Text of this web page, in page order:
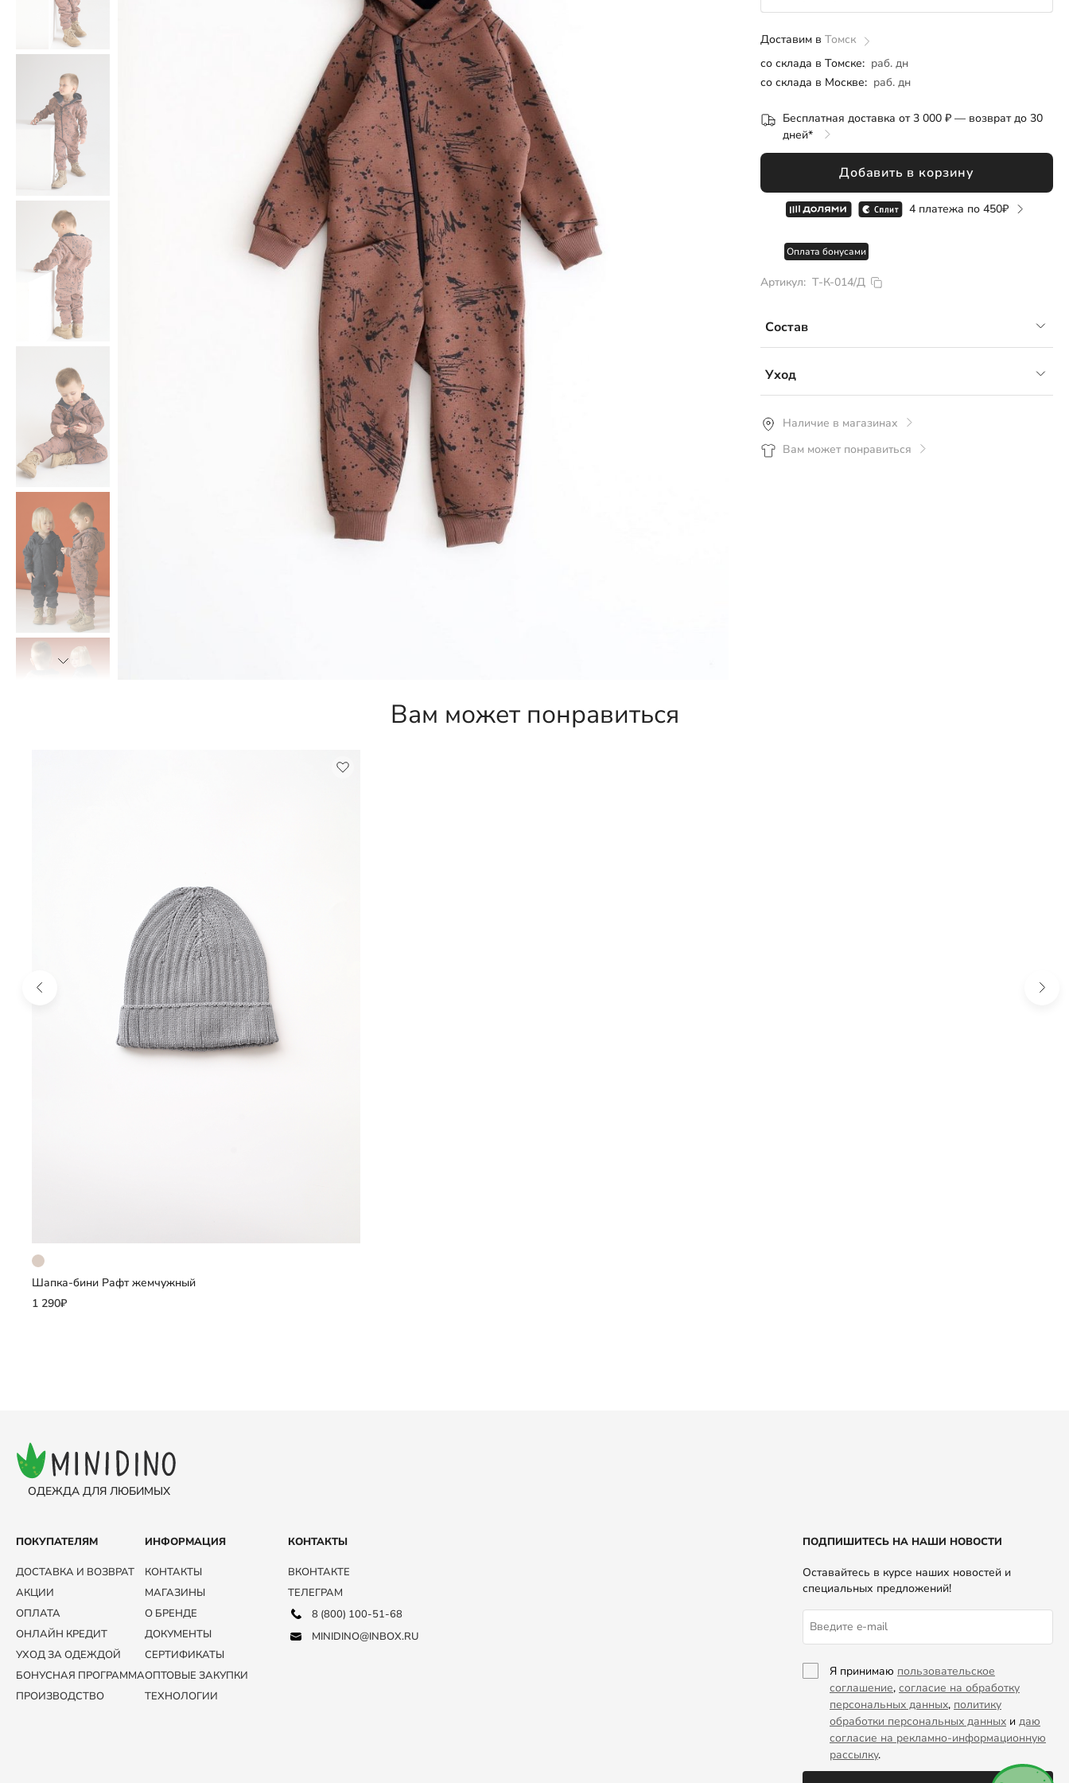
Розница ОПТ СП
86
104
122
Доставим в Томск
со склада в Томске: раб. дн
со склада в Москве: раб. дн
Бесплатная доставка от 3 000 ₽ — возврат до 30
дней*
Добавить в корзину
4 платежа по450
Оплата бонусами
Артикул: Т-К-014/Д
Состав
- материал: футер 3-нитка с начесом, 65% хб,
35% ПЭ
Уход
Рекомендуется стирка перед использованием.
Полное вымывание ворсинок и тканевой пыли -
до 3-4 стирок.Ручная или машинная стирка
Наличие в магазинах
Вам может понравиться
Вам может понравиться
Шапка-бини Рафт жемчужный
1 290₽
ОДЕЖДА ДЛЯ ЛЮБИМЫХ
ПОКУПАТЕЛЯМ
ДОСТАВКА И ВОЗВРАТ
АКЦИИ
ОПЛАТА
ОНЛАЙН КРЕДИТ
УХОД ЗА ОДЕЖДОЙ
БОНУСНАЯ ПРОГРАММА
ПРОИЗВОДСТВО
ИНФОРМАЦИЯ
КОНТАКТЫ
МАГАЗИНЫ
О БРЕНДЕ
ДОКУМЕНТЫ
СЕРТИФИКАТЫ
ОПТОВЫЕ ЗАКУПКИ
ТЕХНОЛОГИИ
КОНТАКТЫ
ВКОНТАКТЕ
ТЕЛЕГРАМ
8 (800) 100-51-68
MINIDINO@INBOX.RU
ПОДПИШИТЕСЬ НА НАШИ НОВОСТИ
Оставайтесь в курсе наших новостей и
специальных предложений!
Я принимаю пользовательское
соглашение, согласие на обработку
персональных данных, политику
обработки персональных данных и даю
согласие на рекламно-информационную
рассылку.